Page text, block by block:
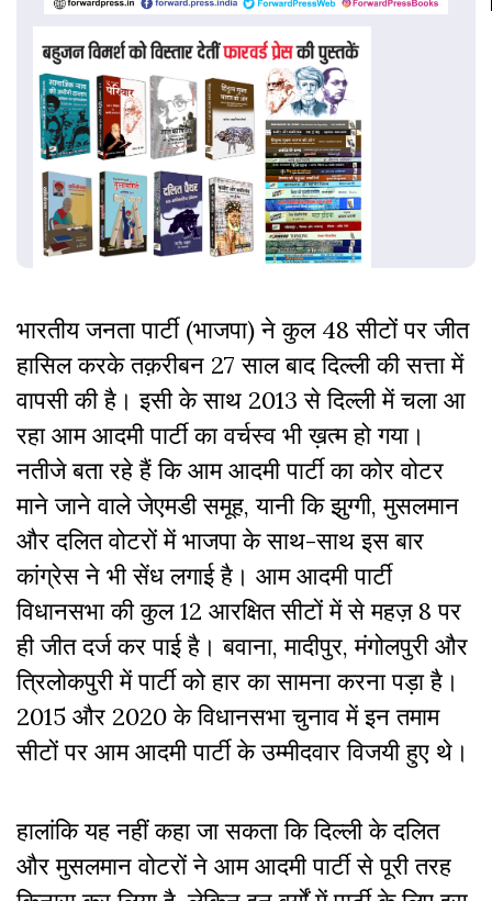
भारतीय जनता पार्टी (भाजपा) ने कुल 48 सीटों पर जीत
हासिल करके तक़रीबन 27 साल बाद दिल्ली की सत्ता में
वापसी की है। इसी के साथ 2013 से दिल्ली में चला आ
रहा आम आदमी पार्टी का वर्चस्व भी ख़त्म हो गया।
नतीजे बता रहे हैं कि आम आदमी पार्टी का कोर वोटर
माने जाने वाले जेएमडी समूह, यानी कि झुग्गी, मुसलमान
और दलित वोटरों में भाजपा के साथ-साथ इस बार
कांग्रेस ने भी सेंध लगाई है। आम आदमी पार्टी
विधानसभा की कुल 12 आरक्षित सीटों में से महज़ 8 पर
ही जीत दर्ज कर पाई है। बवाना, मादीपुर, मंगोलपुरी और
त्रिलोकपुरी में पार्टी को हार का सामना करना पड़ा है।
2015 और 2020 के विधानसभा चुनाव में इन तमाम
सीटों पर आम आदमी पार्टी के उम्मीदवार विजयी हुए थे।
हालांकि यह नहीं कहा जा सकता कि दिल्ली के दलित
और मुसलमान वोटरों ने आम आदमी पार्टी से पूरी तरह